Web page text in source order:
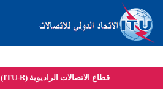
قطاع الاتصالات الراديوية (ITU-R)